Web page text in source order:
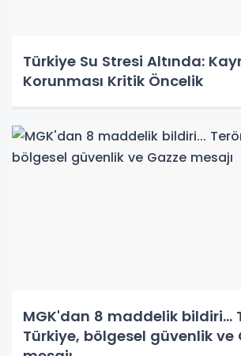
Türkiye Su Stresi Altında:
Korunması Kritik Öncelik
MGK'dan 8 maddelik bildiri...
Türkiye, bölgesel güvenlik ve